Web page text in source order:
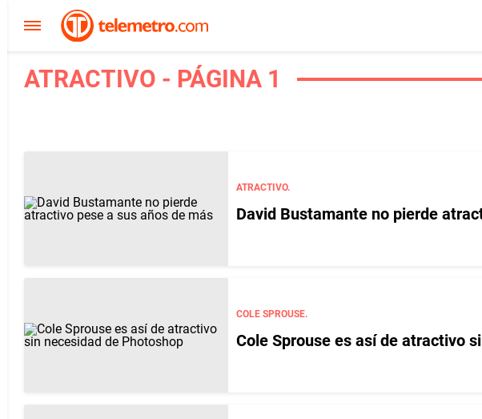
ATRACTIVO - PÁGINA 1
ATRACTIVO.
David Bustamante no pierde
COLE SPROUSE.
Cole Sprouse es así de atractivo